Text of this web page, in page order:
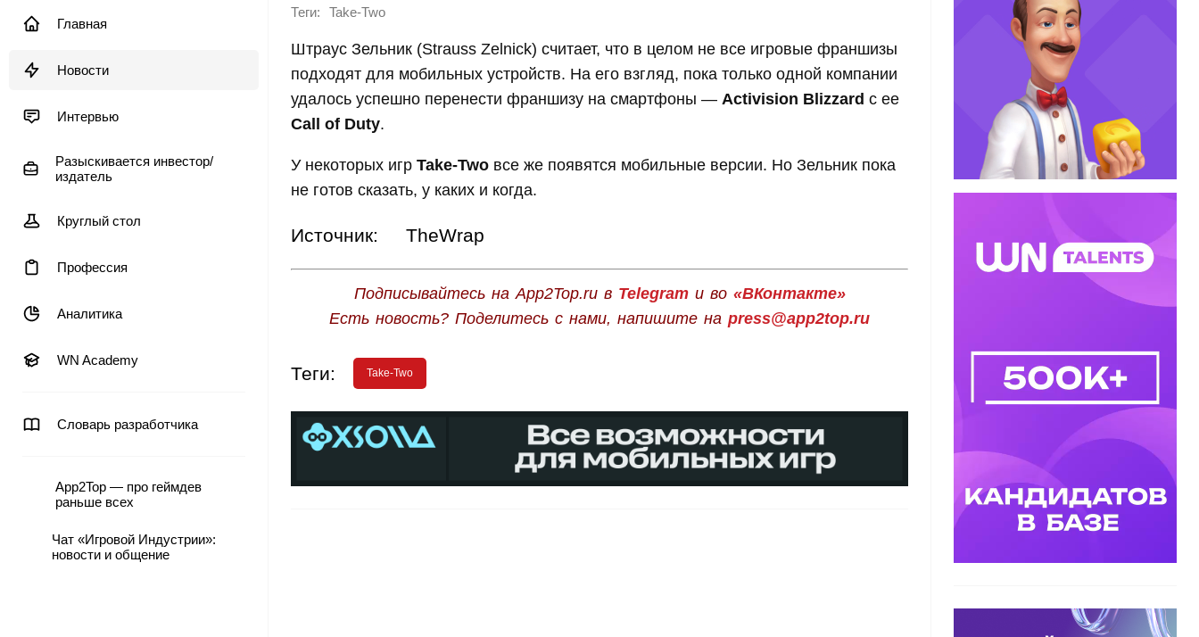
Главная
Новости
Интервью
Разыскивается инвестор/
издатель
Круглый стол
Профессия
Аналитика
WN Academy
Словарь разработчика
App2Top — про геймдев
раньше всех
Чат «Игровой Индустрии»:
новости и общение
Теги: Take-Two
Штраус Зельник (Strauss Zelnick) считает, что в целом не все игровые франшизы
подходят для мобильных устройств. На его взгляд, пока только одной компании
удалось успешно перенести франшизу на смартфоны — Activision Blizzard с ее
Call of Duty.
У некоторых игр Take-Two все же появятся мобильные версии. Но Зельник пока
не готов сказать, у каких и когда.
Источник: TheWrap
Подписывайтесь на App2Top.ru в Telegramи во «ВКонтакте»
Есть новость? Поделитесь с нами, напишите на press@app2top.ru
Теги: Take-Two